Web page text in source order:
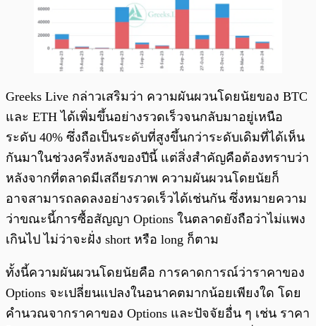
Greeks Live กล่าวเสริมว่า ความผันผวนโดยนัยของ BTC
และ ETH ได้เพิ่มขึ้นอย่างรวดเร็วจนกลับมาอยู่เหนือ
ระดับ 40% ซึ่งถือเป็นระดับที่สูงขึ้นกว่าระดับเดิมที่ได้เห็น
กันมาในช่วงครึ่งหลังของปีนี้ แต่สิ่งสำคัญคือต้องทราบว่า
หลังจากที่ตลาดมีเสถียรภาพ ความผันผวนโดยนัยก็
อาจสามารถลดลงอย่างรวดเร็วได้เช่นกัน ซึ่งหมายความ
ว่าขณะนี้การซื้อสัญญา Options ในตลาดยังถือว่าไม่แพง
เกินไป ไม่ว่าจะฝั่ง short หรือ long ก็ตาม
ทั้งนี้ความผันผวนโดยนัยคือ การคาดการณ์ว่าราคาของ
Options จะเปลี่ยนแปลงในอนาคตมากน้อยเพียงใด โดย
คำนวณจากราคาของ Options และปัจจัยอื่น ๆ เช่น ราคา